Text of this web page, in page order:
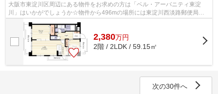
大阪市東淀川区周辺にある物件をお求めの方は「ベル・アーバニティ東淀
川」はいかがでしょうか☆物件から496mの場所には東淀川西淡路郵便局が
あります☆好評の駅近物件となっており、駅...
2,380万円
2階 / 2LDK / 59.15㎡
次の30件へ